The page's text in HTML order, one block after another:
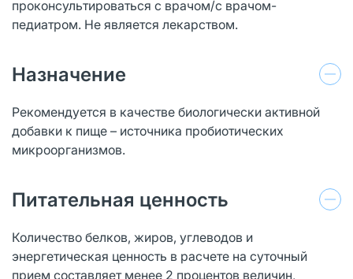
проконсультироваться с врачом/с врачом-
педиатром. Не является лекарством.
Назначение
Рекомендуется в качестве биологически активной
добавки к пище – источника пробиотических
микроорганизмов.
Питательная ценность
Количество белков, жиров, углеводов и
энергетическая ценность в расчете на суточный
прием составляет менее 2 процентов величин,